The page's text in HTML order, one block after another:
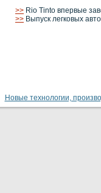
>> Rio Tinto впервые
>> Выпуск легковых
Новые технологии,